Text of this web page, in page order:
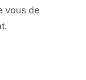
vous de